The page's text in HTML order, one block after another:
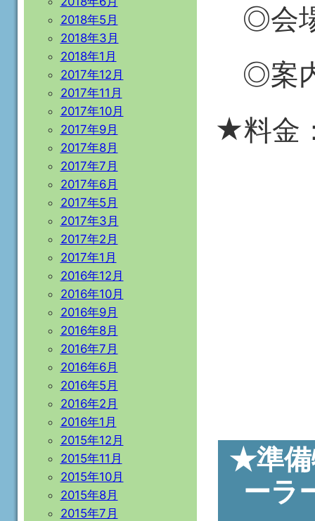
◎会
◎案
★料金
★準備
ーラ
2018年5月
2018年3月
2018年1月
2017年12月
2017年11月
2017年10月
2017年9月
2017年8月
2017年7月
2017年6月
2017年5月
2017年3月
2017年2月
2017年1月
2016年12月
2016年10月
2016年9月
2016年8月
2016年7月
2016年6月
2016年5月
2016年2月
2016年1月
2015年12月
2015年11月
2015年10月
2015年8月
2015年7月